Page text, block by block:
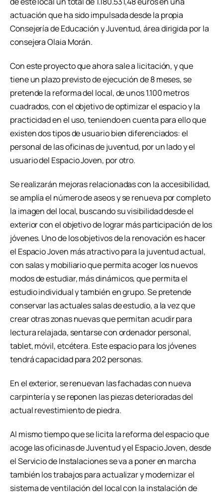
actuación que ha sido impulsada desde la propia
Consejería de Educación y Juventud, área dirigida por la
consejera Olaia Morán.
Con este proyecto que ahora sale a licitación, y que
tiene un plazo previsto de ejecución de 8 meses, se
pretende la reforma del local, de unos 1.100 metros
cuadrados, con el objetivo de optimizar el espacio y la
practicidad en el uso, teniendo en cuenta para ello que
existen dos tipos de usuario bien diferenciados: el
personal de las oficinas de juventud, por un lado y el
usuario del Espacio Joven, por otro.
Se realizarán mejoras relacionadas con la accesibilidad,
se amplía el número de aseos y se renueva por completo
la imagen del local, buscando su visibilidad desde el
exterior con el objetivo de lograr más participación de los
jóvenes. Uno de los objetivos de la renovación es hacer
el Espacio Joven más atractivo para la juventud actual,
con salas y mobiliario que permita acoger los nuevos
modos de estudiar, más dinámicos, que permita el
estudio individual y también en grupo. Se pretende
conservar las actuales salas de estudio, a la vez que
crear otras zonas nuevas que permitan acudir para
lectura relajada, sentarse con ordenador personal,
tablet, móvil, etcétera. Este espacio para los jóvenes
tendrá capacidad para 202 personas.
En el exterior, se renuevan las fachadas con nueva
carpintería y se reponen las piezas deterioradas del
actual revestimiento de piedra.
Al mismo tiempo que se licita la reforma del espacio que
acoge las oficinas de Juventud y el Espacio Joven, desde
el Servicio de Instalaciones se va a poner en marcha
también los trabajos para actualizar y modernizar el
sistema de ventilación del local con la instalación de